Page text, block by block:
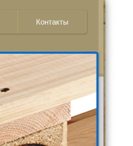
Контакты